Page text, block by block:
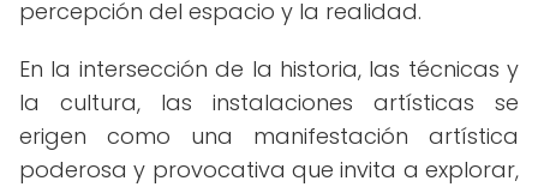
percepción del espacio y la realidad.
En la intersección de la historia, las técnicas y
la cultura, las instalaciones artísticas se
erigen como una manifestación artística
poderosa y provocativa que invita a explorar,